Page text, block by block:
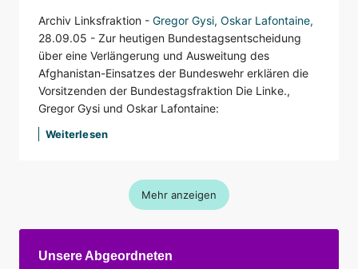
Archiv Linksfraktion - Gregor Gysi, Oskar Lafontaine,
28.09.05 - Zur heutigen Bundestagsentscheidung
über eine Verlängerung und Ausweitung des
Afghanistan-Einsatzes der Bundeswehr erklären die
Vorsitzenden der Bundestagsfraktion Die Linke.,
Gregor Gysi und Oskar Lafontaine:
Weiterlesen
Mehr anzeigen
Unsere Abgeordneten